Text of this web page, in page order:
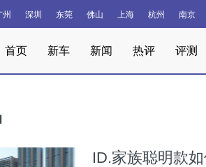
州 深圳 东莞 佛山 上海 杭州 南京
首页 新车 新闻 热评 评测
ID.家族聪明款